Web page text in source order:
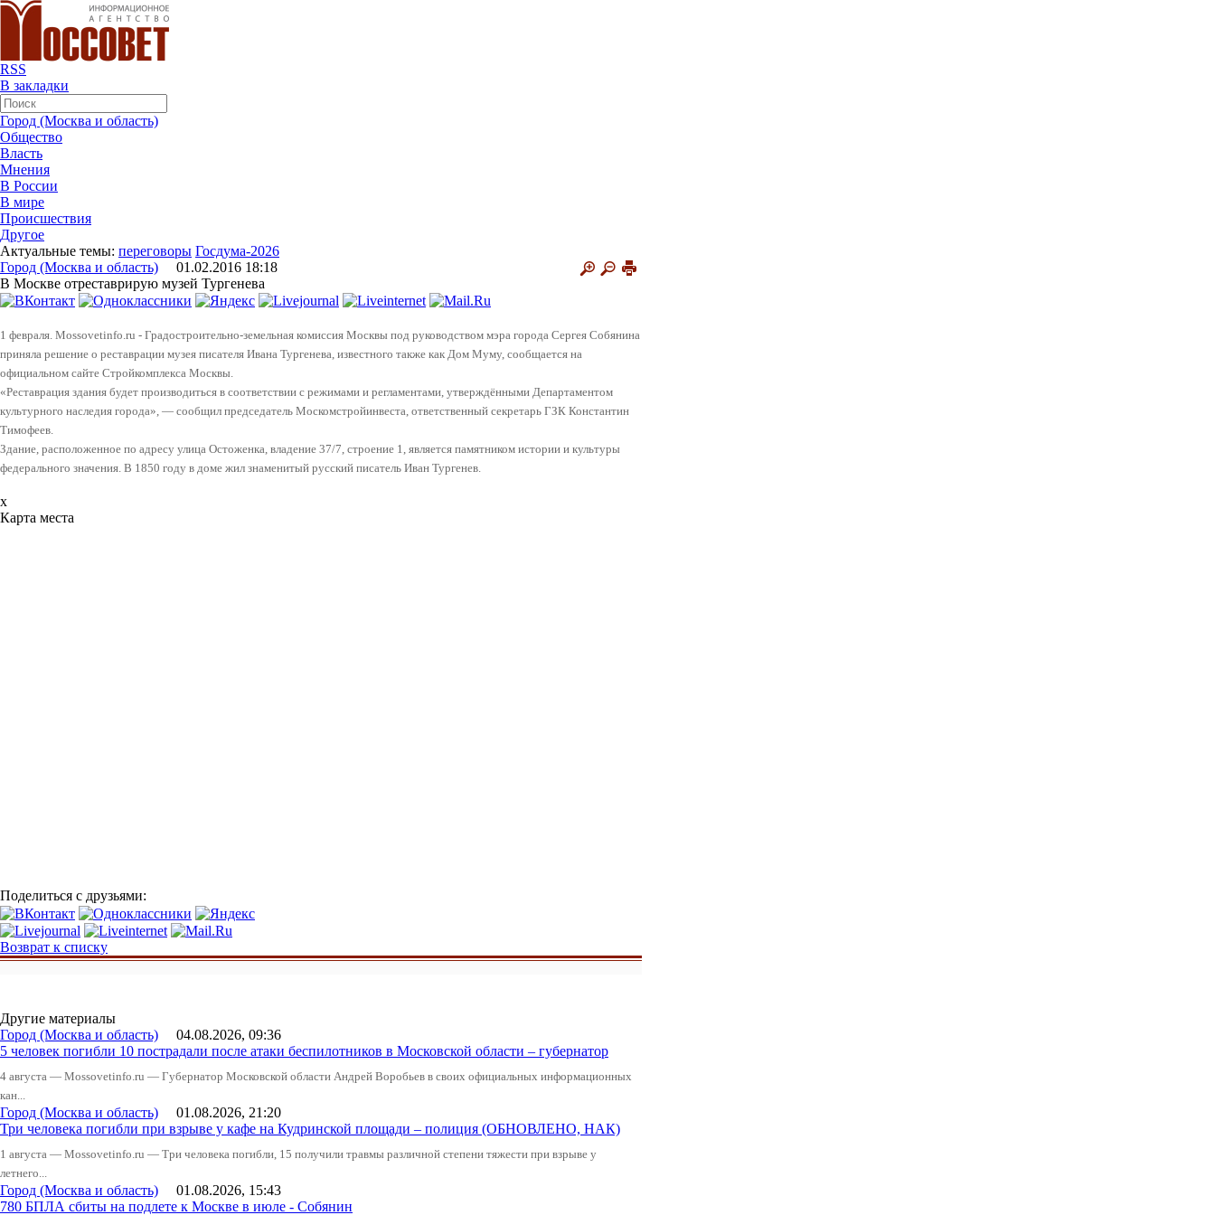
RSS
В закладки
Город (Москва и область)
Общество
Власть
Мнения
В России
В мире
Происшествия
Другое
Актуальные темы: переговоры Госдума-2026
Город (Москва и область) 01.02.2016 18:18
В Москве отреставрирую музей Тургенева
1 февраля. Mossovetinfo.ru - Градостроительно-земельная комиссия Москвы под руководством мэра города Сергея Собянина
приняла решение о реставрации музея писателя Ивана Тургенева, известного также как Дом Муму, сообщается на
официальном сайте Стройкомплекса Москвы.
«Реставрация здания будет производиться в соответствии с режимами и регламентами, утверждёнными Департаментом
культурного наследия города», — сообщил председатель Москомстройинвеста, ответственный секретарь ГЗК Константин
Тимофеев.
Здание, расположенное по адресу улица Остоженка, владение 37/7, строение 1, является памятником истории и культуры
федерального значения. В 1850 году в доме жил знаменитый русский писатель Иван Тургенев.
x
Карта места
Поделиться с друзьями:
Возврат к списку
Другие материалы
Город (Москва и область) 04.08.2026, 09:36
5 человек погибли 10 пострадали после атаки беспилотников в Московской области – губернатор
4 августа — Mossovetinfo.ru — Губернатор Московской области Андрей Воробьев в своих официальных информационных
кан...
Город (Москва и область) 01.08.2026, 21:20
Три человека погибли при взрыве у кафе на Кудринской площади – полиция (ОБНОВЛЕНО, НАК)
1 августа — Mossovetinfo.ru — Три человека погибли, 15 получили травмы различной степени тяжести при взрыве у
летнего...
Город (Москва и область) 01.08.2026, 15:43
780 БПЛА сбиты на подлете к Москве в июле - Собянин